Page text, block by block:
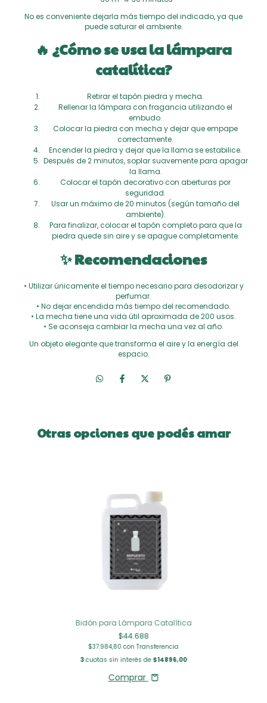
No es conveniente dejarla más tiempo del indicado, ya que
puede saturar el ambiente.
🔥 ¿Cómo se usa la lámpara
catalítica?
Retirar el tapón piedra y mecha.
Rellenar la lámpara con fragancia utilizando el
embudo.
Colocar la piedra con mecha y dejar que empape
correctamente.
Encender la piedra y dejar que la llama se estabilice.
Después de 2 minutos, soplar suavemente para apagar
la llama.
Colocar el tapón decorativo con aberturas por
seguridad.
Usar un máximo de 20 minutos (según tamaño del
ambiente).
Para finalizar, colocar el tapón completo para que la
piedra quede sin aire y se apague completamente.
✨ Recomendaciones
• Utilizar únicamente el tiempo necesario para desodorizar y
perfumar.
• No dejar encendida más tiempo del recomendado.
• La mecha tiene una vida útil aproximada de 200 usos.
• Se aconseja cambiar la mecha una vez al año.
Un objeto elegante que transforma el aire y la energía del
espacio.
Otras opciones que podés amar
Bidón para Lámpara Catalítica
$44.688
$37.984,80con Transferencia
3cuotas sin interés de $14896,00
Comprar